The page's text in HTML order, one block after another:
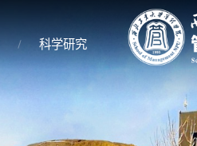
科学研究